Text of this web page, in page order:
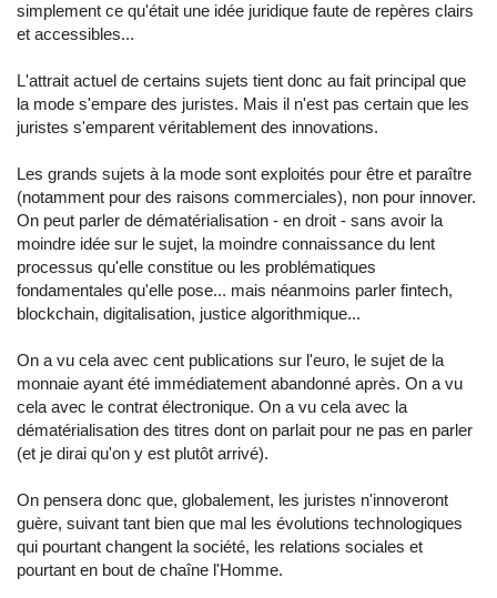
simplement ce qu'était une idée juridique faute de repères clairs
et accessibles...
L'attrait actuel de certains sujets tient donc au fait principal que
la mode s'empare des juristes. Mais il n'est pas certain que les
juristes s'emparent véritablement des innovations.
Les grands sujets à la mode sont exploités pour être et paraître
(notamment pour des raisons commerciales), non pour innover.
On peut parler de dématérialisation - en droit - sans avoir la
moindre idée sur le sujet, la moindre connaissance du lent
processus qu'elle constitue ou les problématiques
fondamentales qu'elle pose... mais néanmoins parler fintech,
blockchain, digitalisation, justice algorithmique...
On a vu cela avec cent publications sur l'euro, le sujet de la
monnaie ayant été immédiatement abandonné après. On a vu
cela avec le contrat électronique. On a vu cela avec la
dématérialisation des titres dont on parlait pour ne pas en parler
(et je dirai qu'on y est plutôt arrivé).
On pensera donc que, globalement, les juristes n'innoveront
guère, suivant tant bien que mal les évolutions technologiques
qui pourtant changent la société, les relations sociales et
pourtant en bout de chaîne l'Homme.